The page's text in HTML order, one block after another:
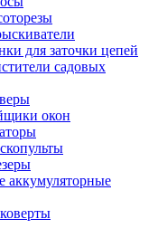
для заточки цепей
садовых
окон
аккумуляторные